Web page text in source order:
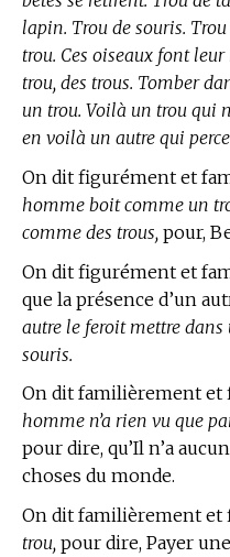
lapin. Trou de souris. Trou
trou. Ces oiseaux font
trou, des trous. Tomber
un trou. Voilà un trou qui
en voilà un autre qui
On dit figurément et
homme boit comme un
comme des trous, pour,
On dit figurément et
que la présence d’un
autre le feroit mettre
souris.
On dit familièrement et
homme n’a rien vu que
pour dire, qu’Il n’a
choses du monde.
On dit familièrement et
trou, pour dire, Payer